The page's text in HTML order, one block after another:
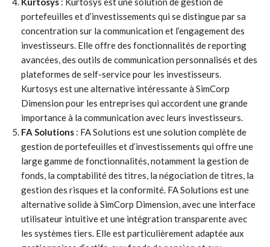
portefeuilles et d’investissements qui se distingue par sa
concentration sur la communication et l’engagement des
investisseurs. Elle offre des fonctionnalités de reporting
avancées, des outils de communication personnalisés et des
plateformes de self-service pour les investisseurs.
Kurtosys est une alternative intéressante à SimCorp
Dimension pour les entreprises qui accordent une grande
importance à la communication avec leurs investisseurs.
FA Solutions : FA Solutions est une solution complète de
gestion de portefeuilles et d’investissements qui offre une
large gamme de fonctionnalités, notamment la gestion de
fonds, la comptabilité des titres, la négociation de titres, la
gestion des risques et la conformité. FA Solutions est une
alternative solide à SimCorp Dimension, avec une interface
utilisateur intuitive et une intégration transparente avec
les systèmes tiers. Elle est particulièrement adaptée aux